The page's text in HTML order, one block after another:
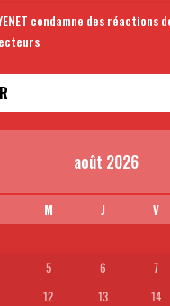
condamne des réactions
août 2026
M J V
5 6 7
12 13 14